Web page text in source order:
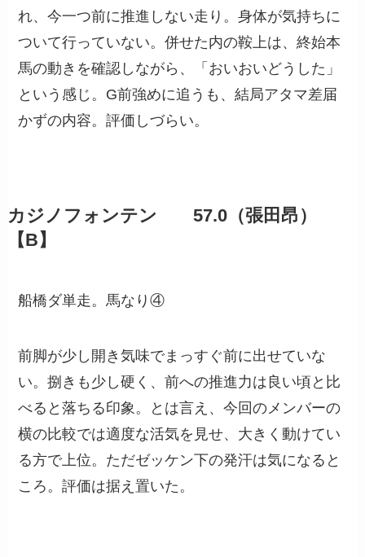
れ、今一つ前に推進しない走り。身体が気持ちに
ついて行っていない。併せた内の鞍上は、終始本
馬の動きを確認しながら、「おいおいどうした」
という感じ。G前強めに追うも、結局アタマ差届
かずの内容。評価しづらい。
カジノフォンテン 57.0（張田昂）
【B】
船橋ダ単走。馬なり④
前脚が少し開き気味でまっすぐ前に出せていな
い。捌きも少し硬く、前への推進力は良い頃と比
べると落ちる印象。とは言え、今回のメンバーの
横の比較では適度な活気を見せ、大きく動けてい
る方で上位。ただゼッケン下の発汗は気になると
ころ。評価は据え置いた。